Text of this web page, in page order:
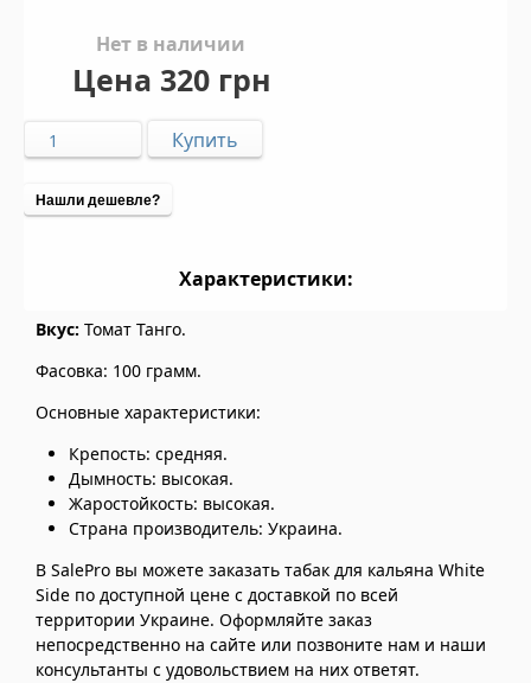
Нет в наличии
Цена 320 грн
Нашли дешевле?
Характеристики:
Вкус: Томат Танго.
Фасовка: 100 грамм.
Основные характеристики:
Крепость: средняя.
Дымность: высокая.
Жаростойкость: высокая.
Страна производитель: Украина.
В SalePro вы можете заказать табак для кальяна White
Side по доступной цене с доставкой по всей
территории Украине. Оформляйте заказ
непосредственно на сайте или позвоните нам и наши
консультанты с удовольствием на них ответят.